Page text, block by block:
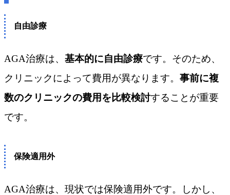
自由診療
AGA治療は、 基本的に自由診療です。そのため、
クリニックによって費用が異なります。 事前に複
数のクリニックの費用を比較検討することが重要
です。
保険適用外
AGA治療は、現状では保険適用外です。しかし、